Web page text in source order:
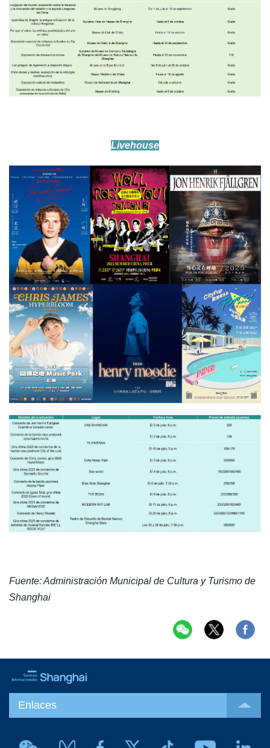
Livehouse
Fuente: Administración Municipal de Cultura y Turismo de
Shanghai
Enlaces